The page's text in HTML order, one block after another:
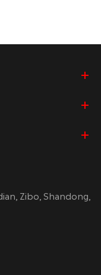
Zibo, Shandong,